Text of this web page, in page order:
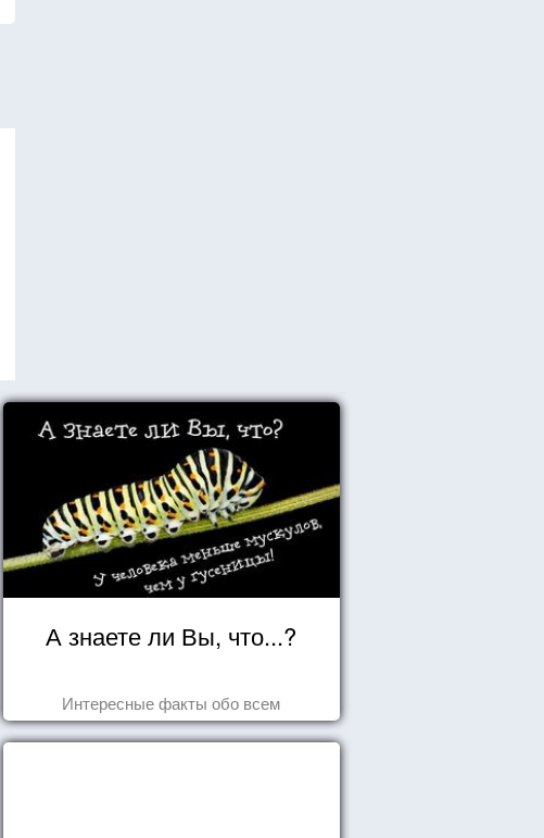
А знаете ли Вы, что...?
Интересные факты обо всем